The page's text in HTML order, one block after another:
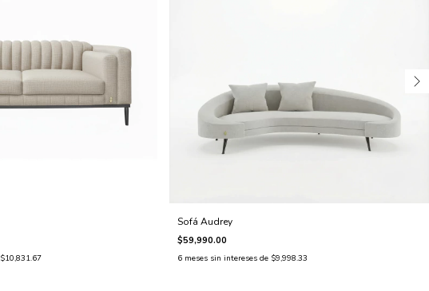
$10,831.67
Sofá Audrey
$59,990.00
6 meses sin intereses de $9,998.33